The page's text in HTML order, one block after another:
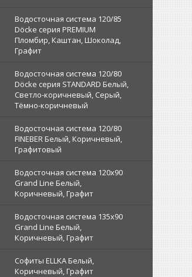
Водосточная система 120/85
Döcke серия PREMIUM
Пломбир, Каштан, Шоколад,
Графит
Водосточная система 120/80
Döcke серия STANDARD Белый,
Светло-коричневый, Серый,
Тёмно-коричневый
Водосточная система 120/80
FINEBER Белый, Коричневый,
Графитовый
Водосточная система 120x90
Grand Line Белый,
Коричневый, Графит
Водосточная система 135x90
Grand Line Белый,
Коричневый, Графит
Софиты ELLKA Белый,
Коричневый, Графит